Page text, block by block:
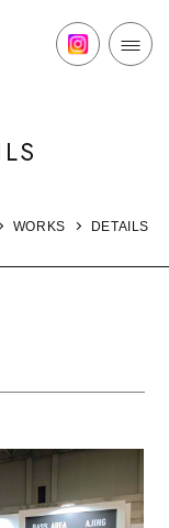
WORKS DETAILS